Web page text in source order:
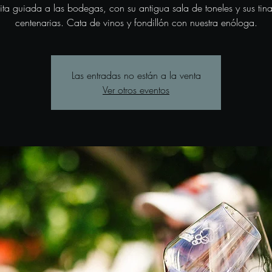
guiada a las bodegas, con su antigua sala de toneles y sus
centenarias. Cata de vinos y fondillón con nuestra enóloga.
Las entradas no están a la venta
Ver otros eventos